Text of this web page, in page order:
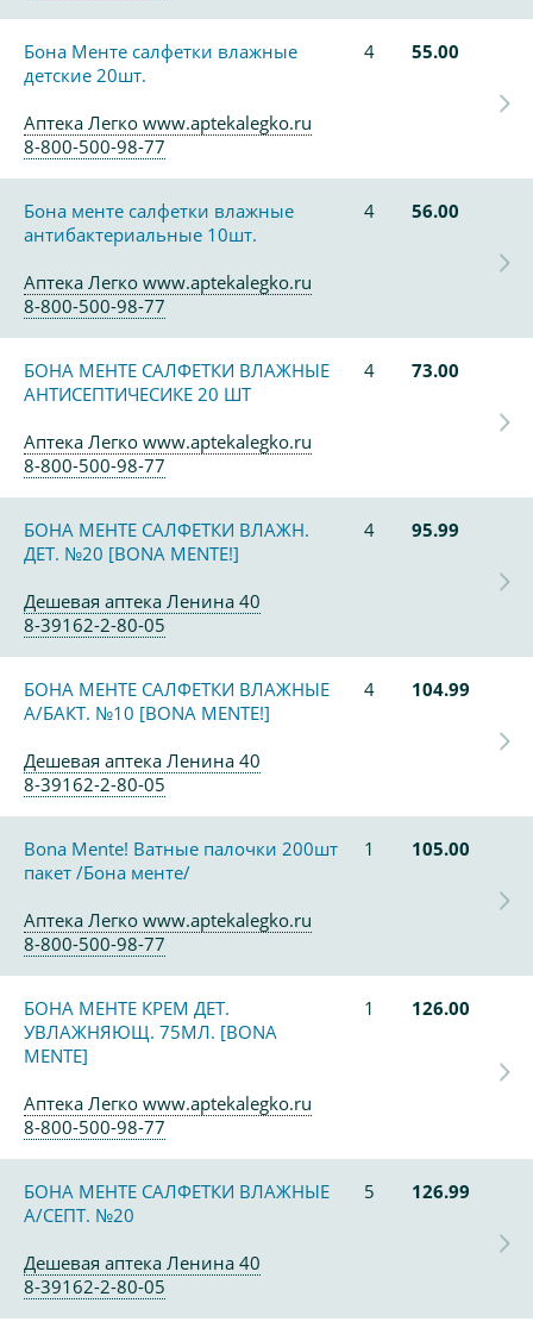
Бона Менте салфетки влажные
детские 20шт.
4 55.00
Аптека Легко www.aptekalegko.ru
8-800-500-98-77
Бона менте салфетки влажные
антибактериальные 10шт.
4 56.00
Аптека Легко www.aptekalegko.ru
8-800-500-98-77
БОНА МЕНТЕ САЛФЕТКИ ВЛАЖНЫЕ
АНТИСЕПТИЧЕСИКЕ 20 ШТ
4 73.00
Аптека Легко www.aptekalegko.ru
8-800-500-98-77
БОНА МЕНТЕ САЛФЕТКИ ВЛАЖН.
ДЕТ. №20 [BONA MENTE!]
4 95.99
Дешевая аптека Ленина 40
8-39162-2-80-05
БОНА МЕНТЕ САЛФЕТКИ ВЛАЖНЫЕ
А/БАКТ. №10 [BONA MENTE!]
4 104.99
Дешевая аптека Ленина 40
8-39162-2-80-05
Bona Mente! Ватные палочки 200шт
пакет /Бона менте/
1 105.00
Аптека Легко www.aptekalegko.ru
8-800-500-98-77
БОНА МЕНТЕ КРЕМ ДЕТ.
УВЛАЖНЯЮЩ. 75МЛ. [BONA
MENTE]
1 126.00
Аптека Легко www.aptekalegko.ru
8-800-500-98-77
БОНА МЕНТЕ САЛФЕТКИ ВЛАЖНЫЕ
А/СЕПТ. №20
5 126.99
Дешевая аптека Ленина 40
8-39162-2-80-05